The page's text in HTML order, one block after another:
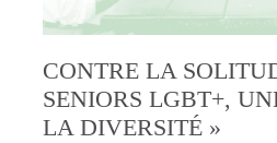
CONTRE LA
SENIORS LGBT+,
LA DIVERSITÉ »